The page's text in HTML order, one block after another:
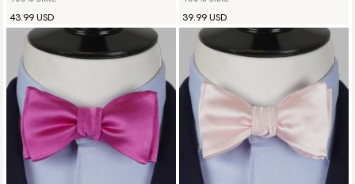
43.99 USD
39.99 USD